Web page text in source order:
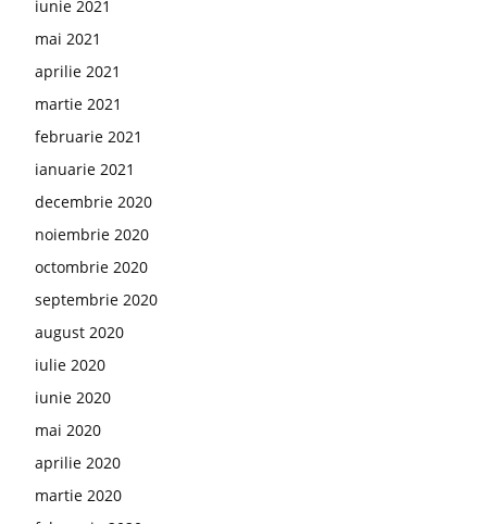
iunie 2021
mai 2021
aprilie 2021
martie 2021
februarie 2021
ianuarie 2021
decembrie 2020
noiembrie 2020
octombrie 2020
septembrie 2020
august 2020
iulie 2020
iunie 2020
mai 2020
aprilie 2020
martie 2020